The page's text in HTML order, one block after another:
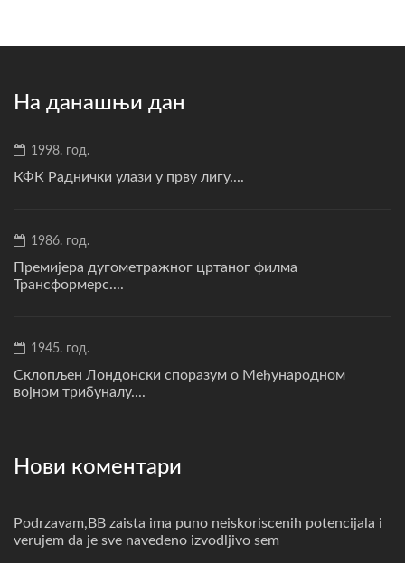
На данашњи дан
1998. год.
КФК Раднички улази у прву лигу....
1986. год.
Премијера дугометражног цртаног филма
Трансформерс....
1945. год.
Склопљен Лондонски споразум о Међународном
војном трибуналу....
Нови коментари
Podrzavam,BB zaista ima puno neiskoriscenih potencijala i
verujem da je sve navedeno izvodljivo sem